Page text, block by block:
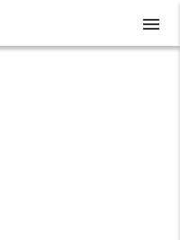
menu